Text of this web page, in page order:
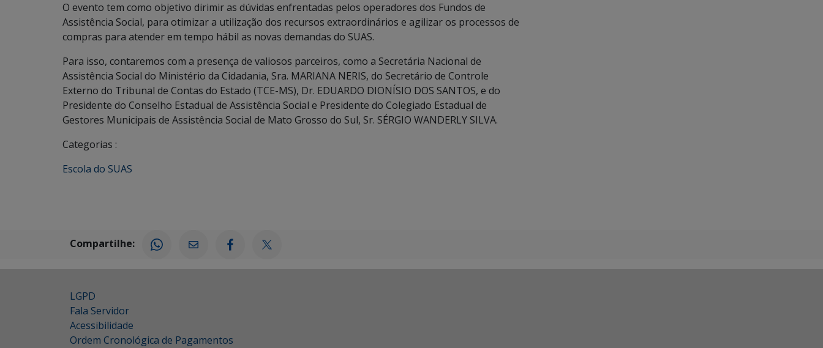
O evento tem como objetivo dirimir as dúvidas enfrentadas pelos operadores dos Fundos de
Assistência Social, para otimizar a utilização dos recursos extraordinários e agilizar os processos de
compras para atender em tempo hábil as novas demandas do SUAS.
Para isso, contaremos com a presença de valiosos parceiros, como a Secretária Nacional de
Assistência Social do Ministério da Cidadania, Sra. MARIANA NERIS, do Secretário de Controle
Externo do Tribunal de Contas do Estado (TCE-MS), Dr. EDUARDO DIONÍSIO DOS SANTOS, e do
Presidente do Conselho Estadual de Assistência Social e Presidente do Colegiado Estadual de
Gestores Municipais de Assistência Social de Mato Grosso do Sul, Sr. SÉRGIO WANDERLY SILVA.
Categorias :
Escola do SUAS
Compartilhe:
LGPD
Fala Servidor
Acessibilidade
Ordem Cronológica de Pagamentos